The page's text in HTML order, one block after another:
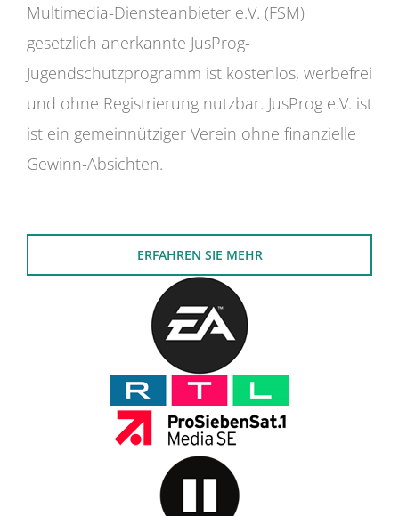
Multimedia-Diensteanbieter e.V. (FSM)
gesetzlich anerkannte JusProg-
Jugendschutzprogramm ist kostenlos, werbefrei
und ohne Registrierung nutzbar. JusProg e.V. ist
ist ein gemeinnütziger Verein ohne finanzielle
Gewinn-Absichten.
ERFAHREN SIE MEHR